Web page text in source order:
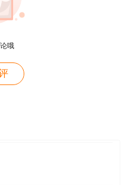
资回收期的应用式。
哦